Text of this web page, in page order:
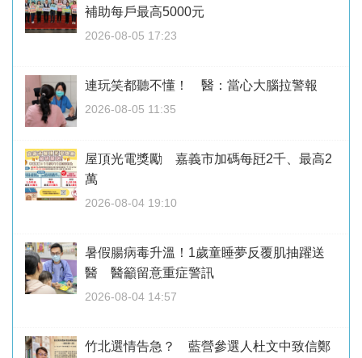
補助每戶最高5000元
2026-08-05 17:23
連玩笑都聽不懂！ 醫：當心大腦拉警報
2026-08-05 11:35
屋頂光電獎勵 嘉義市加碼每瓩2千、最高2
萬
2026-08-04 19:10
暑假腸病毒升溫！1歲童睡夢反覆肌抽躍送
醫 醫籲留意重症警訊
2026-08-04 14:57
竹北選情告急？ 藍營參選人杜文中致信鄭